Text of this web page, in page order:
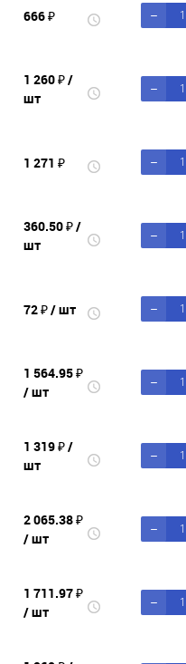
666 ₽
1 260 ₽/
шт
1 271 ₽
360.50 ₽/
шт
72 ₽/ шт
1 564.95 ₽
/ шт
1 319 ₽/
шт
2 065.38 ₽
/ шт
1 711.97 ₽
/ шт